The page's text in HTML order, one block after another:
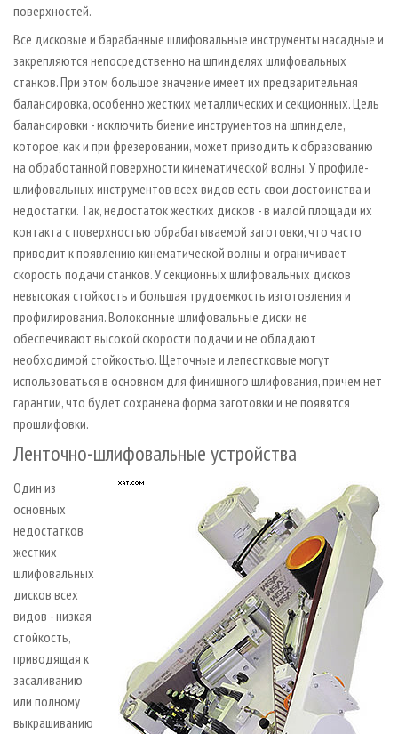
поверхностей.
Все дисковые и барабанные шлифовальные инструменты насадные и
закрепляются непосредственно на шпинделях шлифовальных
станков. При этом большое значение имеет их предварительная
балансировка, особенно жестких металлических и секционных. Цель
балансировки - исключить биение инструментов на шпинделе,
которое, как и при фрезеровании, может приводить к образованию
на обработанной поверхности кинематической волны. У профиле­
шлифовальных инструментов всех видов есть свои достоинства и
недостатки. Так, недостаток жестких дисков - в малой площади их
контакта с поверхностью обрабатываемой заготовки, что часто
приводит к появлению кинематической волны и ограничивает
скорость подачи станков. У секционных шлифовальных дисков
невысокая стойкость и большая трудоемкость изготовления и
профилирования. Волоконные шлифовальные диски не
обеспечивают высокой скорости подачи и не обладают
необходимой стойкостью. Щеточные и лепестковые могут
использоваться в основном для финишного шлифования, причем нет
гарантии, что будет сохранена форма заготовки и не появятся
прошлифовки.
Ленточно-шлифовальные устройства
Один из
основных
недостатков
жестких
шлифовальных
дисков всех
видов - низкая
стойкость,
приводящая к
засаливанию
или полному
выкрашиванию